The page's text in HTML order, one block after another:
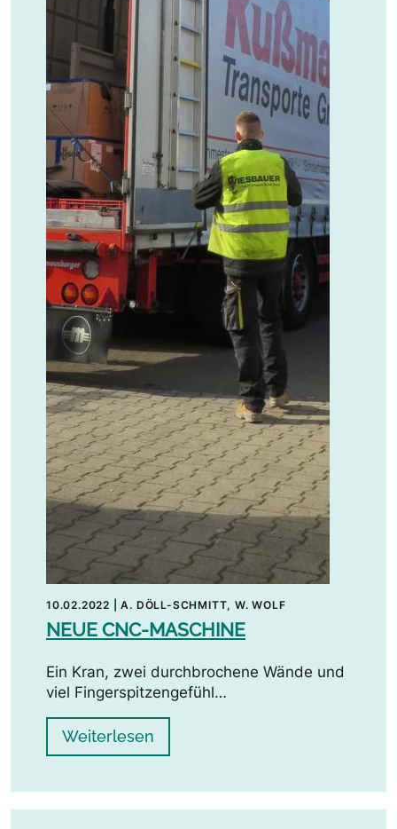
10.02.2022 |A. DÖLL-SCHMITT, W. WOLF
NEUE CNC-MASCHINE
Ein Kran, zwei durchbrochene Wände und
viel Fingerspitzengefühl…
Weiterlesen